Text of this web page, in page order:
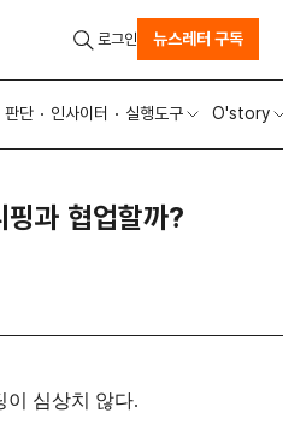
판단 인사이터 실행도구 O'story
로그인 뉴스레터 구독
핑과 협업할까?
이 심상치 않다.